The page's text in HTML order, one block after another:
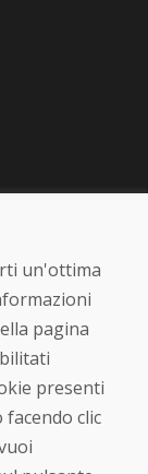
un'ottima
pagina
presenti
clic